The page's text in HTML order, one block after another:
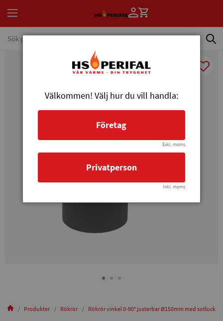
Produkter Rökrör Rökrör vinkel 0-90° justerbar Ø150mm med sotlucka
Välkommen! Välj hur du vill handla:
Företag
Exkl. moms
Privatperson
Inkl. moms